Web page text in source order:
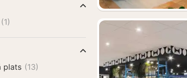
(1)
plats (13)